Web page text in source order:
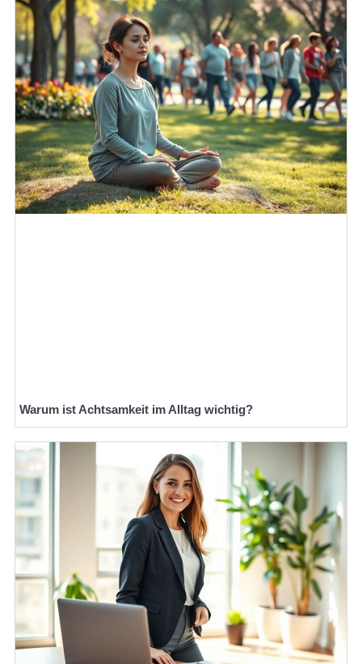
Warum ist Achtsamkeit im Alltag wichtig?